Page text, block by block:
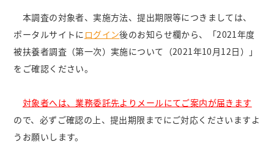
本調査の対象者、実施方法、提出期限等につきましては、
ポータルサイトに ログイン後のお知らせ欄から、「2021年度
被扶養者調査（第一次）実施について（2021年10月12日）」
をご確認ください。
対象者へは、業務委託先よりメールにてご案内が届きます
ので、必ずご確認の上、提出期限までにご対応くださいますよ
うお願いします。